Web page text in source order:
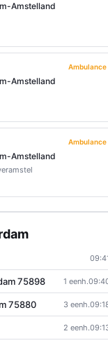
Amstelland
Ambulance
Amstelland
Ambulance
Amstelland
75898 1 eenh.
75880 3 eenh.
2 eenh.